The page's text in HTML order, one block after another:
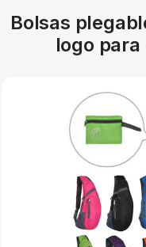
Bolsas
logo